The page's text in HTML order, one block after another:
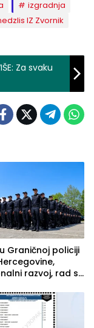
izgradnja
IZ Zvornik
Za svaku
Graničnoj policiji
razvoj, rad sa